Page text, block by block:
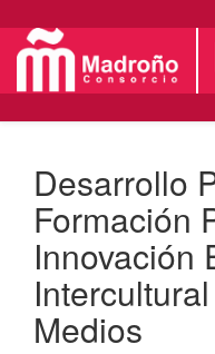
Desarrollo
Formación
Innovación
Medios